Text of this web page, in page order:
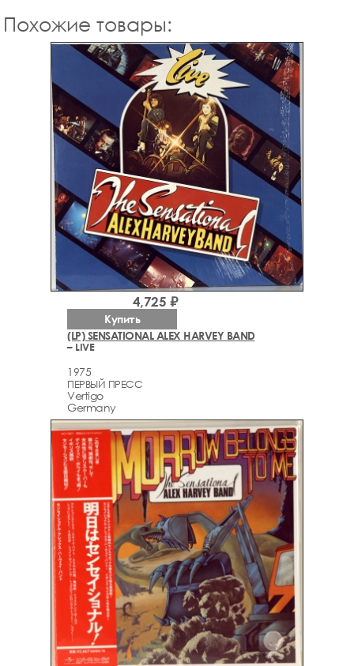
Похожие товары:
(LP) SENSATIONAL ALEX HARVEY BAND
– LIVE
1975
ПЕРВЫЙ ПРЕСС
Vertigo
Germany
4,725 ₽
Купить